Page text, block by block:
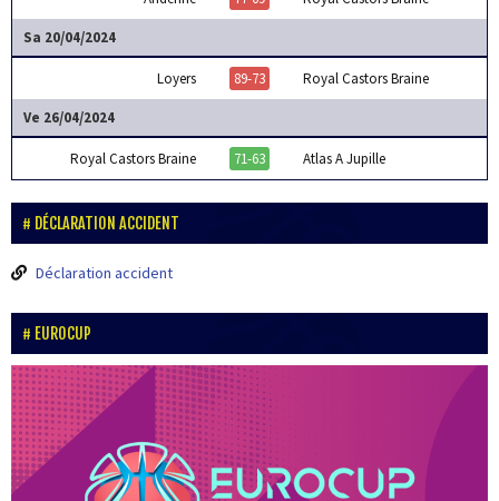
Sa 20/04/2024
Loyers 89-73 Royal Castors Braine
Ve 26/04/2024
Royal Castors Braine 71-63 Atlas A Jupille
DÉCLARATION ACCIDENT
Déclaration accident
EUROCUP